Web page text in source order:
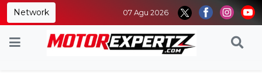
Network 07 Agu 2026